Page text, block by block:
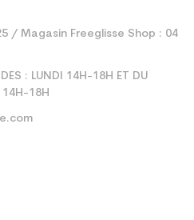
/ Magasin Freeglisse Shop : 04
: LUNDI 14H-18H ET DU
18H